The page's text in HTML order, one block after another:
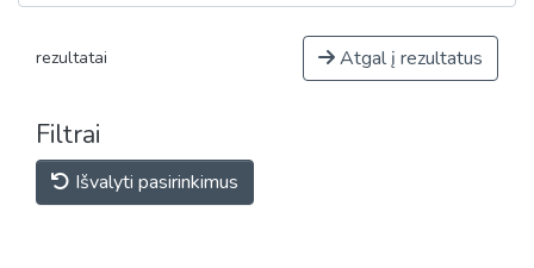
rezultatai Atgal į rezultatus
Filtrai
Išvalyti pasirinkimus